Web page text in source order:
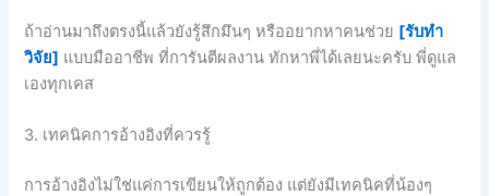
ถ้าอ่านมาถึงตรงนี้แล้วยังรู้สึกมึนๆ หรืออยากหาคนช่วย [รับทำ
วิจัย] แบบมืออาชีพ ที่การันตีผลงาน ทักหาพี่ได้เลยนะครับ พี่ดูแล
เองทุกเคส
3. เทคนิคการอ้างอิงที่ควรรู้
การอ้างอิงไม่ใช่แค่การเขียนให้ถูกต้อง แต่ยังมีเทคนิคที่น้องๆ